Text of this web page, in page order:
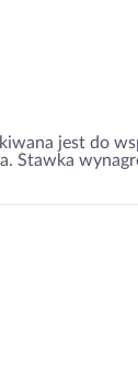
jest do
Stawka